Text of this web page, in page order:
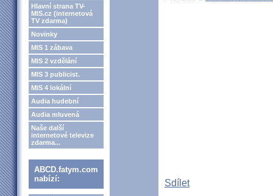
Hlavní strana TV-
MIS.cz (internetová
TV zdarma)
Novinky
MIS 1 zábava
MIS 2 vzdělání
MIS 3 publicist.
MIS 4 lokální
Audia hudební
Audia mluvená
Naše další
internetové televize
zdarma...
ABCD.fatym.com
nabízí:
Sdílet